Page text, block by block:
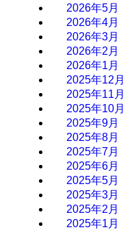
2026年5月
2026年4月
2026年3月
2026年2月
2026年1月
2025年12月
2025年11月
2025年10月
2025年9月
2025年8月
2025年7月
2025年6月
2025年5月
2025年3月
2025年2月
2025年1月